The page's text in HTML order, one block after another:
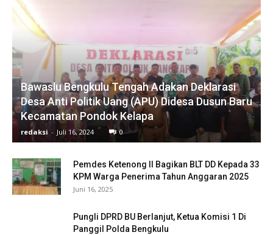
Bawaslu Bengkulu Tengah Adakan Deklarasi
Desa Anti Politik Uang (APU) Didesa Dusun Baru
Kecamatan Pondok Kelapa
redaksi - Juli 16, 2024 0
Pemdes Ketenong ll Bagikan BLT DD Kepada 33
KPM Warga Penerima Tahun Anggaran 2025
Juni 16, 2025
Pungli DPRD BU Berlanjut, Ketua Komisi 1 Di
Panggil Polda Bengkulu